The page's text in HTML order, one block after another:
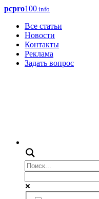
pcpro100.info
Все статьи
Новости
Контакты
Реклама
Задать вопрос